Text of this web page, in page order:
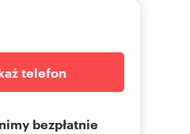
telefon
bezpłatnie